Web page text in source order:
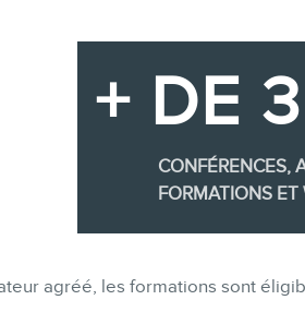
+ DE
CONFÉRENCES,
FORMATIONS ET
agréé, les formations sont